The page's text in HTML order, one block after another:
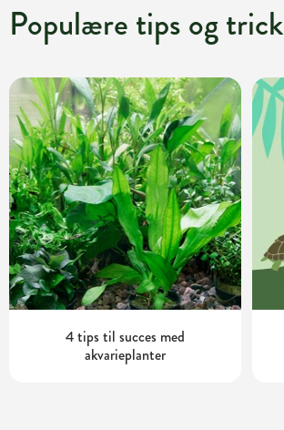
Populære tips og
4 tips til succes med
akvarieplanter